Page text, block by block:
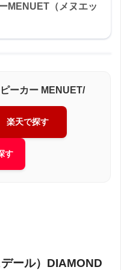
MENUET（メヌエッ
ーカー MENUET/
楽天で探す
す
ール）DIAMOND